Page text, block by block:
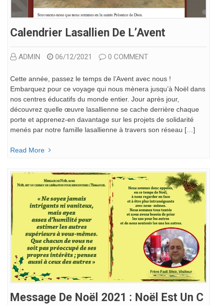
Calendrier Lasallien De L’Avent
ADMIN 06/12/2021 0 COMMENT
Cette année, passez le temps de l’Avent avec nous !
Embarquez pour ce voyage qui nous mènera jusqu’à Noël dans
nos centres éducatifs du monde entier. Jour après jour,
découvrez quelle œuvre lasallienne se cache derrière chaque
porte et apprenez-en davantage sur les projets de solidarité
menés par notre famille lasallienne à travers son réseau […]
Read More
Message De Noël 2021 : Noël Est Un C